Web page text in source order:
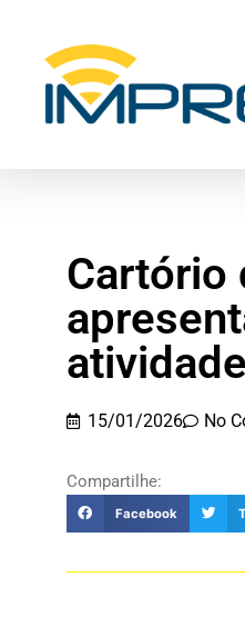
Cartório
15/01/2026 No
Compartilhe:
Facebook